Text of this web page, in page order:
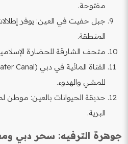
مفتوحة.
جبل حفيت في العين: يوفر
المنطقة.
متحف الشارقة للحضارة
للمشي والهدوء.
حديقة الحيوانات بالعين: موطن
البرية.
جوهرة الترفيه: سحر دبي